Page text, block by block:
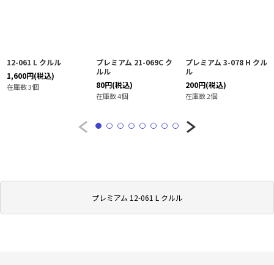
プレミアム 12-061 L クルル
12-061 L クルル
1,600円(税込)
在庫数 3個
プレミアム 21-069C ク
ルル
80円(税込)
在庫数 4個
プレミアム 3-078 H クル
ル
200円(税込)
在庫数 2個